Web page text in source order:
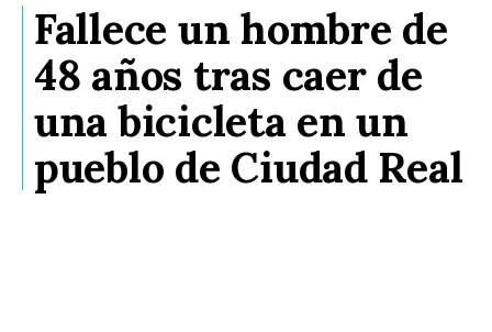
Fallece un hombre de
48 años tras caer de
una bicicleta en un
pueblo de Ciudad Real